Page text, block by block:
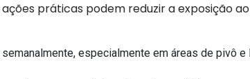
práticas podem reduzir a exposição
especialmente em áreas de pivô e